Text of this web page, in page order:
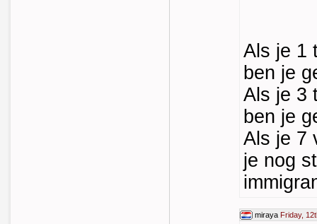
Als je 1
ben je
Als je 3
ben je
Als je 7
je nog
miraya Friday,